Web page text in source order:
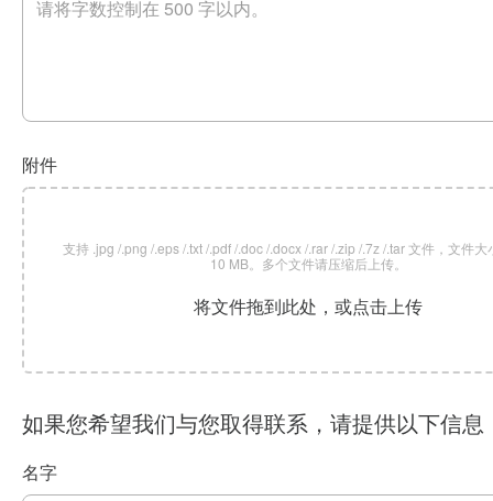
附件
支持 .jpg /.png /.eps /.txt /.pdf /.doc /.docx /.rar /.zip /.7z /.tar 文件，文件大
10 MB。多个文件请压缩后上传。
将文件拖到此处，或点击上传
如果您希望我们与您取得联系，请提供以下信息
名字